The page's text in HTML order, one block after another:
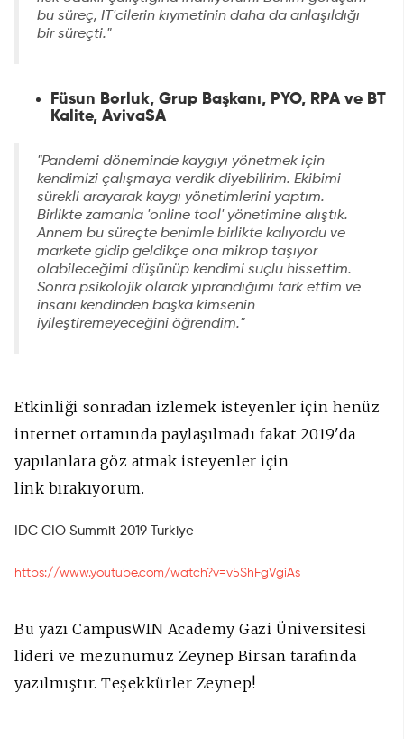
bu süreç, IT'cilerin kıymetinin daha da anlaşıldığı
bir süreçti."
Füsun Borluk, Grup Başkanı, PYO, RPA ve BT
Kalite, AvivaSA
"Pandemi döneminde kaygıyı yönetmek için
kendimizi çalışmaya verdik diyebilirim. Ekibimi
sürekli arayarak kaygı yönetimlerini yaptım.
Birlikte zamanla 'online tool' yönetimine alıştık.
Annem bu süreçte benimle birlikte kalıyordu ve
markete gidip geldikçe ona mikrop taşıyor
olabileceğimi düşünüp kendimi suçlu hissettim.
Sonra psikolojik olarak yıprandığımı fark ettim ve
insanı kendinden başka kimsenin
iyileştiremeyeceğini öğrendim."
Etkinliği sonradan izlemek isteyenler için henüz
internet ortamında paylaşılmadı fakat 2019'da
yapılanlara göz atmak isteyenler için
link bırakıyorum.
IDC CIO Summit 2019 Turkiye
https://www.youtube.com/watch?v=v5ShFgVgiAs
Bu yazı CampusWIN Academy Gazi Üniversitesi
lideri ve mezunumuz Zeynep Birsan tarafında
yazılmıştır. Teşekkürler Zeynep!